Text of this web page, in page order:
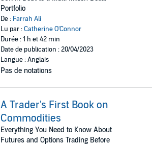
Portfolio
De : Farrah Ali
Lu par :Catherine O'Connor
Durée : 1 h et 42 min
Date de publication : 20/04/2023
Langue : Anglais
Pas de notations
A Trader's First Book on
Commodities
Everything You Need to Know About
Futures and Options Trading Before